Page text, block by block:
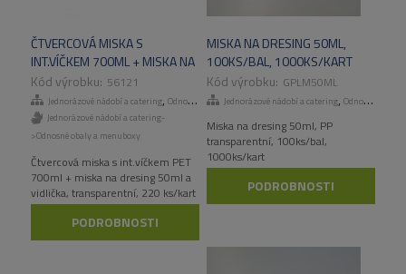
ČTVERCOVÁ MISKA S
INT.VÍČKEM 700ML + MISKA NA
DRESING 50ML A VIDLIČKA,
220 KS/KART
56121
Jednorázové nádobí a catering, Odnosné obaly a menuboxy
Jednorázové nádobí a catering-
>Odnosné obaly a menuboxy
Čtvercová miska s int.víčkem PET
700ml + miska na dresing 50ml a
vidlička, transparentní, 220 ks/kart
PODROBNOSTI
MISKA NA DRESING 50ML,
100KS/BAL, 1000KS/KART
GPLM50ML
Jednorázové nádobí a catering, Odnosné obaly a menuboxy
Miska na dresing 50ml, PP
transparentní, 100ks/bal,
1000ks/kart
PODROBNOSTI